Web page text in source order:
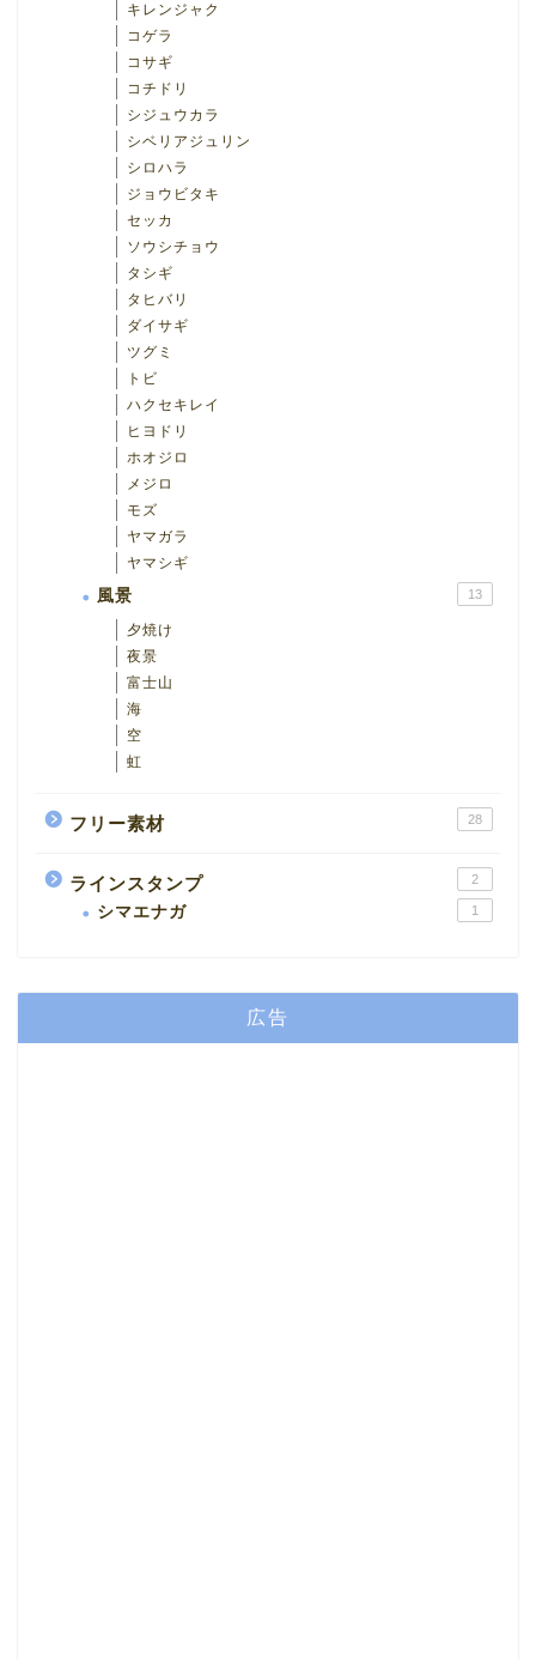
キレンジャク
コゲラ
コサギ
コチドリ
シジュウカラ
シベリアジュリン
シロハラ
ジョウビタキ
セッカ
ソウシチョウ
タシギ
タヒバリ
ダイサギ
ツグミ
トビ
ハクセキレイ
ヒヨドリ
ホオジロ
メジロ
モズ
ヤマガラ
ヤマシギ
風景 13
夕焼け
夜景
富士山
海
空
虹
フリー素材 28
ラインスタンプ 2
シマエナガ 1
広告